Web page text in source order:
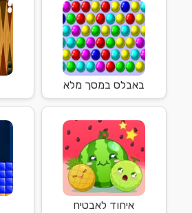
באבלס במסך מלא
איחוד לאבטיח